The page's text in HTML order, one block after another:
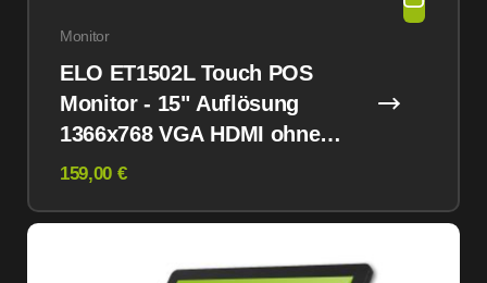
Monitor
ELO ET1502L Touch POS
Monitor - 15" Auflösung
1366x768 VGA HDMI ohne
Standfuß
159,00 €